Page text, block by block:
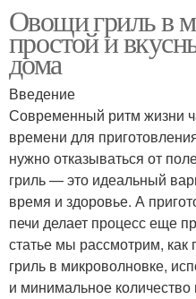
Овощи гриль в
простой и
дома
Введение
Современный ритм жизни
времени для
нужно отказываться от
гриль — это идеальный
время и здоровье. А
печи делает процесс еще
статье мы рассмотрим, как
гриль в микроволновке,
и минимальное